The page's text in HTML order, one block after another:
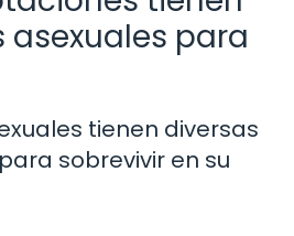
para
tienen diversas
sobrevivir en su